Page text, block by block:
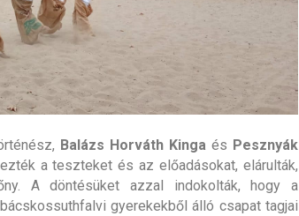
Balázs Horváth Kingaés Pesznyák
a teszteket és az előadásokat, elárulták,
A döntésüket azzal indokolták, hogy a
gyerekekből álló csapat tagjai